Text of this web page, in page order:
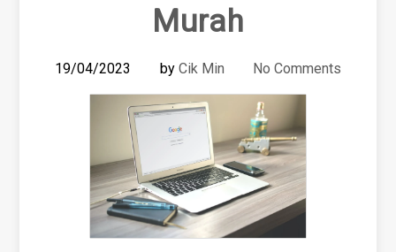
Murah
19/04/2023 by Cik Min No Comments